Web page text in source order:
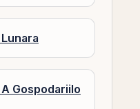
Gospodariilo